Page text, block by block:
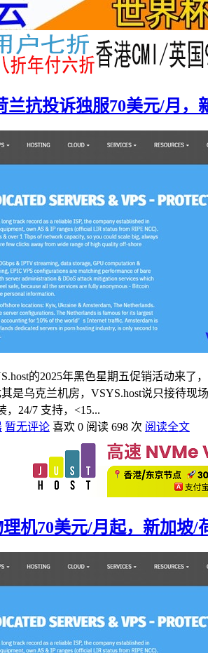
兰抗投诉独服70美元/月
的2025年黑色星期五促销活动来
是乌克兰机房，VSYS.host说只接待
24/7 支持，<15...
暂无评论 喜欢 0 阅读 698 次 阅读全文
机70美元/月起，新加坡